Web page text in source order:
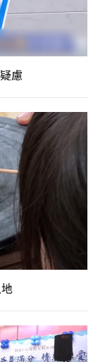
慮